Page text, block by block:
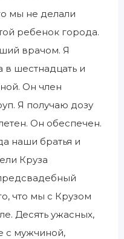
мы не делали
ребенок города.
врачом. Я
в шестнадцать и
Он член
Я получаю дозу
Он обеспечен.
наши братья и
Круза
что мы с Крузом
Десять ужасных,
с мужчиной,